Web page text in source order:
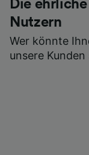
Die
Nutzern
Wer könnte
unsere Kunden